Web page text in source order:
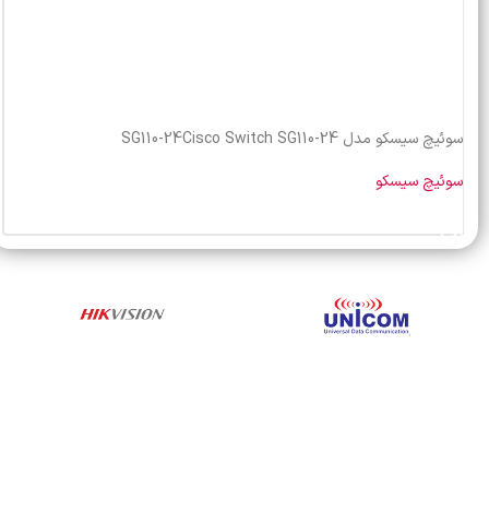
سوئیچ سیسکو مدل SG110-24Cisco Switch SG110-24
سوئیچ سیسکو